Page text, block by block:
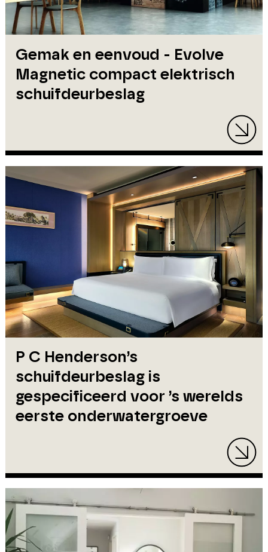
Gemak en eenvoud - Evolve
Magnetic compact elektrisch
schuifdeurbeslag
P C Henderson’s
schuifdeurbeslag is
gespecificeerd voor ’s werelds
eerste onderwatergroeve